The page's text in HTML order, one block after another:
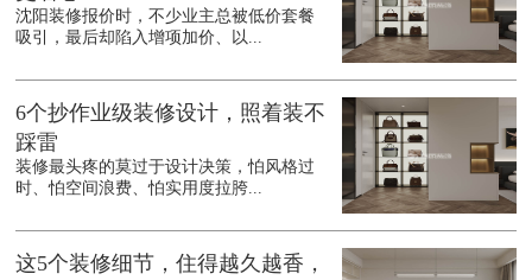
沈阳装修报价时，不少业主总被低价套餐
吸引，最后却陷入增项加价、以...
6个抄作业级装修设计，照着装不
踩雷
装修最头疼的莫过于设计决策，怕风格过
时、怕空间浪费、怕实用度拉胯...
这5个装修细节，住得越久越香，